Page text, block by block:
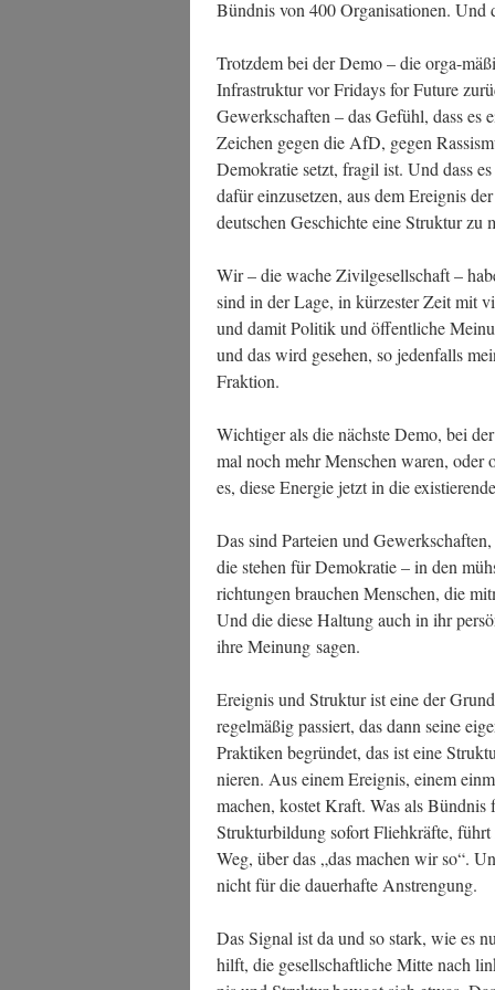
Bünd­nis von 400 Orga­ni­sa­tio­nen. Und
Trotz­dem bei der Demo – die orga-
Infra­struk­tur vor Fri­days for Future
Gewerk­schaf­ten – das Gefühl, dass es
Zei­chen gegen die AfD, gegen
Demo­kra­tie setzt, fra­gil ist. Und dass
dafür ein­zu­set­zen, aus dem Ereig­nis
deut­schen Geschich­te eine Struk­tur zu
Wir – die wache Zivil­ge­sell­schaft –
sind in der Lage, in kür­zes­ter Zeit mit
und damit Poli­tik und öffent­li­che
und das wird gese­hen, so jeden­falls
Fraktion.
Wich­ti­ger als die nächs­te Demo, bei
mal noch mehr Men­schen waren, oder
es, die­se Ener­gie jetzt in die
Das sind Par­tei­en und
die ste­hen für Demo­kra­tie – in den
rich­tun­gen brau­chen Men­schen, die
Und die die­se Hal­tung auch in ihr
ihre Mei­nung sagen.
Ereig­nis und Struk­tur ist eine der
regel­mä­ßig pas­siert, das dann sei­ne
Prak­ti­ken begrün­det, das ist eine
nie­ren. Aus einem Ereig­nis, einem
machen, kos­tet Kraft. Was als
Struk­tur­bil­dung sofort Flieh­kräf­te,
Weg, über das „das machen wir so“.
nicht für die dau­er­haf­te Anstrengung.
Das Signal ist da und so stark, wie es
hilft, die gesell­schaft­li­che Mit­te nach